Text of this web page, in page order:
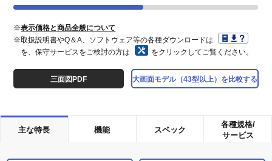
※表示価格と商品全般について
※取扱説明書やQ＆A、ソフトウェア等の各種ダウンロードは
を、保守サービスをご検討の方は
をクリックしてご覧ください。
三面図PDF 大画面モデル（43型以上）を比較する
主な特長 機能 スペック
各種規格/
サービス